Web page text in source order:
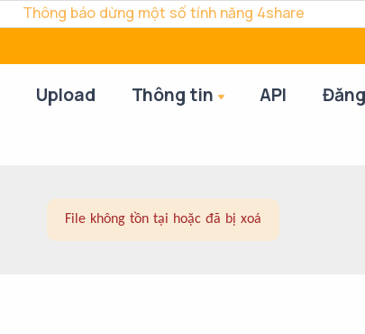
Thông báo dừng một số tính năng 4share
Upload Thông tin API
File không tồn tại hoặc đã bị xoá